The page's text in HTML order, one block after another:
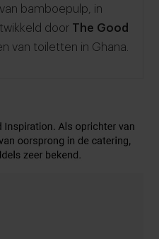
bamboepulp, in
door The Good
van toiletten in Ghana.